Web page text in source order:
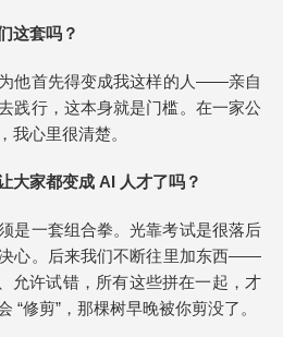
这套吗？
为他首先得变成我这样的人——亲自
践行，这本身就是门槛。在一家公
我心里很清楚。
大家都变成 AI 人才了吗？
是一套组合拳。光靠考试是很落后
心。后来我们不断往里加东西——
允许试错，所有这些拼在一起，才
“修剪”，那棵树早晚被你剪没了。